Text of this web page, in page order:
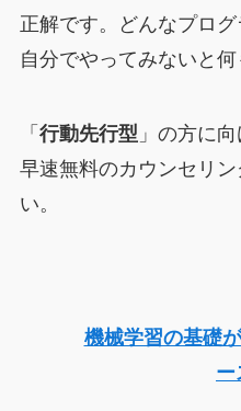
正解です。どんなプロ
自分でやってみないと何
「 行動先行型 」の方に
早速無料のカウンセリ
い。
機械学習の基礎
ー